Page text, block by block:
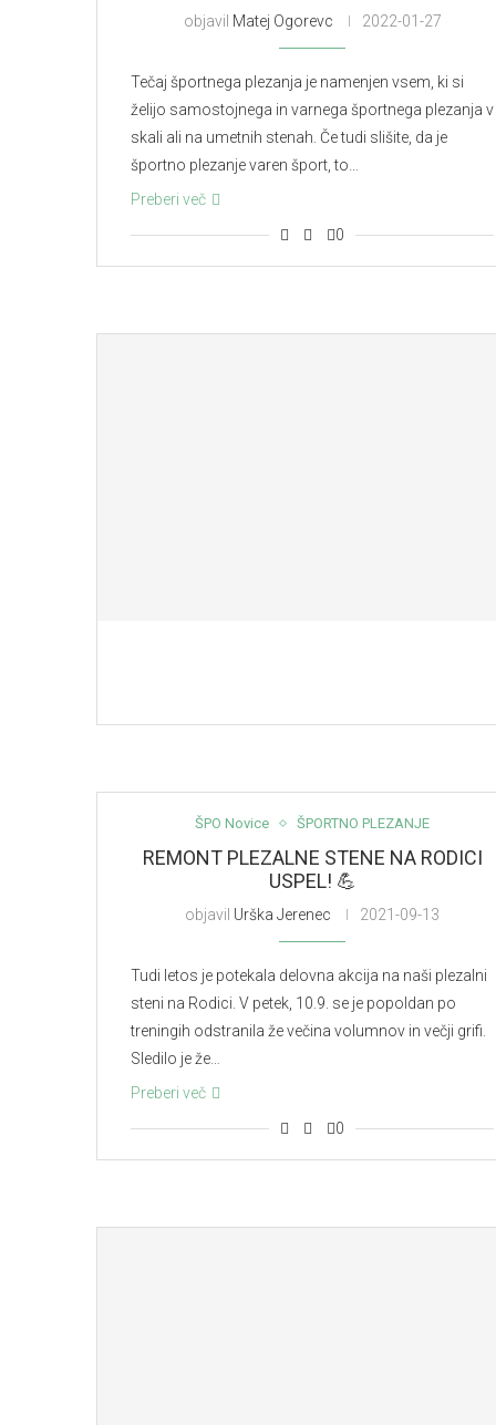
objavil Matej Ogorevc 2022-01-27
Tečaj športnega plezanja je namenjen vsem, ki si
želijo samostojnega in varnega športnega plezanja v
skali ali na umetnih stenah. Če tudi slišite, da je
športno plezanje varen šport, to…
Preberi več
0
ŠPO Novice ŠPORTNO PLEZANJE
REMONT PLEZALNE STENE NA RODICI
USPEL! 💪
objavil Urška Jerenec 2021-09-13
Tudi letos je potekala delovna akcija na naši plezalni
steni na Rodici. V petek, 10.9. se je popoldan po
treningih odstranila že večina volumnov in večji grifi.
Sledilo je že…
Preberi več
0